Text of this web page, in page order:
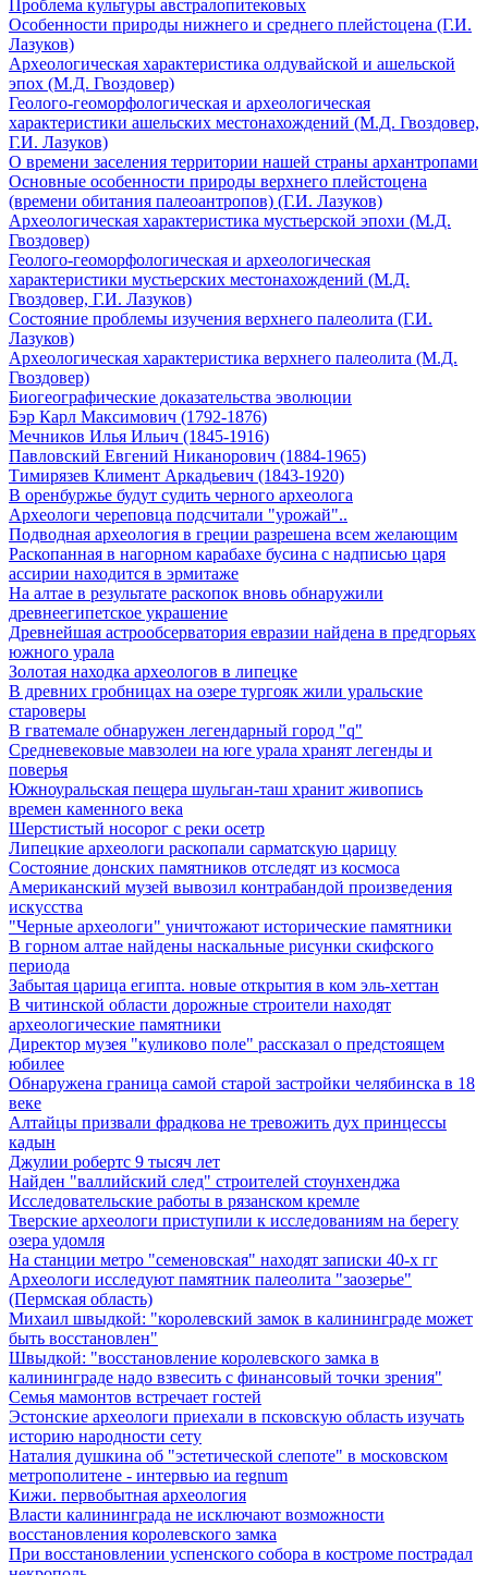
Проблема культуры австралопитековых
Особенности природы нижнего и среднего плейстоцена (Г.И.
Лазуков)
Археологическая характеристика олдувайской и ашельской
эпох (М.Д. Гвоздовер)
Геолого-геоморфологическая и археологическая
характеристики ашельских местонахождений (М.Д. Гвоздовер,
Г.И. Лазуков)
О времени заселения территории нашей страны архантропами
Основные особенности природы верхнего плейстоцена
(времени обитания палеоантропов) (Г.И. Лазуков)
Археологическая характеристика мустьерской эпохи (М.Д.
Гвоздовер)
Геолого-геоморфологическая и археологическая
характеристики мустьерских местонахождений (М.Д.
Гвоздовер, Г.И. Лазуков)
Состояние проблемы изучения верхнего палеолита (Г.И.
Лазуков)
Археологическая характеристика верхнего палеолита (М.Д.
Гвоздовер)
Биогеографические доказательства эволюции
Бэр Карл Максимович (1792-1876)
Мечников Илья Ильич (1845-1916)
Павловский Евгений Никанорович (1884-1965)
Тимирязев Климент Аркадьевич (1843-1920)
В оренбуржье будут судить черного археолога
Археологи череповца подсчитали "урожай"..
Подводная археология в греции разрешена всем желающим
Раскопанная в нагорном карабахе бусина с надписью царя
ассирии находится в эрмитаже
На алтае в результате раскопок вновь обнаружили
древнеегипетское украшение
Древнейшая астрообсерватория евразии найдена в предгорьях
южного урала
Золотая находка археологов в липецке
В древних гробницах на озере тургояк жили уральские
староверы
В гватемале обнаружен легендарный город "q"
Средневековые мавзолеи на юге урала хранят легенды и
поверья
Южноуральская пещера шульган-таш хранит живопись
времен каменного века
Шерстистый носорог с реки осетр
Липецкие археологи раскопали сарматскую царицу
Состояние донских памятников отследят из космоса
Американский музей вывозил контрабандой произведения
искусства
"Черные археологи" уничтожают исторические памятники
В горном алтае найдены наскальные рисунки скифского
периода
Забытая царица египта. новые открытия в ком эль-хеттан
В читинской области дорожные строители находят
археологические памятники
Директор музея "куликово поле" рассказал о предстоящем
юбилее
Обнаружена граница самой старой застройки челябинска в 18
веке
Алтайцы призвали фрадкова не тревожить дух принцессы
кадын
Джулии робертс 9 тысяч лет
Найден "валлийский след" строителей стоунхенджа
Исследовательские работы в рязанском кремле
Тверские археологи приступили к исследованиям на берегу
озера удомля
На станции метро "семеновская" находят записки 40-х гг
Археологи исследуют памятник палеолита "заозерье"
(Пермская область)
Михаил швыдкой: "королевский замок в калининграде может
быть восстановлен"
Швыдкой: "восстановление королевского замка в
калининграде надо взвесить с финансовый точки зрения"
Семья мамонтов встречает гостей
Эстонские археологи приехали в псковскую область изучать
историю народности сету
Наталия душкина об "эстетической слепоте" в московском
метрополитене - интервью иа regnum
Кижи. первобытная археология
Власти калининграда не исключают возможности
восстановления королевского замка
При восстановлении успенского собора в костроме пострадал